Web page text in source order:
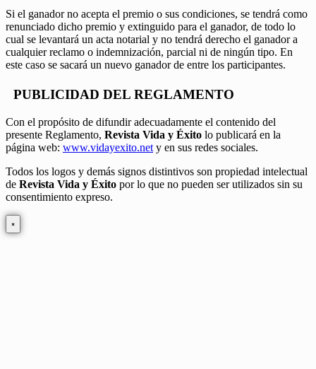
Si el ganador no acepta el premio o sus condiciones, se tendrá como
renunciado dicho premio y extinguido para el ganador, de todo lo
cual se levantará un acta notarial y no tendrá derecho el ganador a
cualquier reclamo o indemnización, parcial ni de ningún tipo. En
este caso se sacará un nuevo ganador de entre los participantes.
PUBLICIDAD DEL REGLAMENTO
Con el propósito de difundir adecuadamente el contenido del
presente Reglamento, Revista Vida y Éxito lo publicará en la
página web: www.vidayexito.net y en sus redes sociales.
Todos los logos y demás signos distintivos son propiedad intelectual
de Revista Vida y Éxito por lo que no pueden ser utilizados sin su
consentimiento expreso.
×